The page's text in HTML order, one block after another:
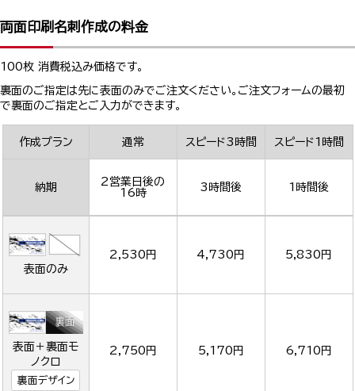
両面印刷名刺作成の料金
100枚 消費税込み価格です。
裏面のご指定は先に表面のみでご注文ください。ご注文フォームの最初
で裏面のご指定とご入力ができます。
作成プラン 通常 スピード3時間 スピード1時間
納期
2営業日後の
16時
3時間後 1時間後
表面のみ
2,530円 4,730円 5,830円
表面＋裏面モ
ノクロ
裏面デザイン
2,750円 5,170円 6,710円